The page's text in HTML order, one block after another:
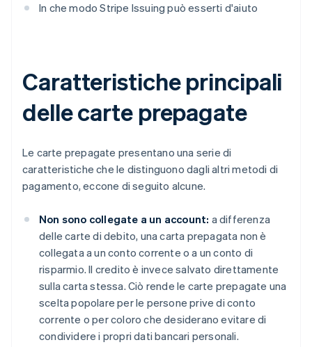
In che modo Stripe Issuing può esserti d'aiuto
Caratteristiche principali
delle carte prepagate
Le carte prepagate presentano una serie di
caratteristiche che le distinguono dagli altri metodi di
pagamento, eccone di seguito alcune.
Non sono collegate a un account: a differenza
delle carte di debito, una carta prepagata non è
collegata a un conto corrente o a un conto di
risparmio. Il credito è invece salvato direttamente
sulla carta stessa. Ciò rende le carte prepagate una
scelta popolare per le persone prive di conto
corrente o per coloro che desiderano evitare di
condividere i propri dati bancari personali.